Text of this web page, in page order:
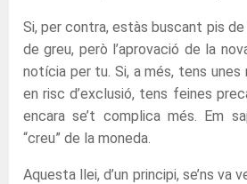
Si, per contra, estàs buscant pis
de greu, però l’aprovació de la
notícia per tu. Si, a més, tens unes
en risc d’exclusió, tens feines
encara se’t complica més. Em
“creu” de la moneda.
Aquesta llei, d’un principi, se’ns va